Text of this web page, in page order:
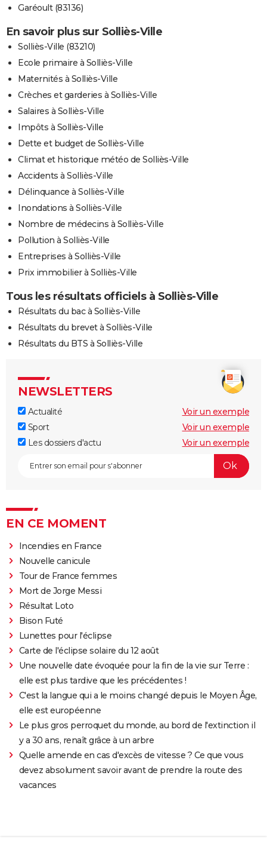
Garéoult (83136)
En savoir plus sur Solliès-Ville
Solliès-Ville (83210)
Ecole primaire à Solliès-Ville
Maternités à Solliès-Ville
Crèches et garderies à Solliès-Ville
Salaires à Solliès-Ville
Impôts à Solliès-Ville
Dette et budget de Solliès-Ville
Climat et historique météo de Solliès-Ville
Accidents à Solliès-Ville
Délinquance à Solliès-Ville
Inondations à Solliès-Ville
Nombre de médecins à Solliès-Ville
Pollution à Solliès-Ville
Entreprises à Solliès-Ville
Prix immobilier à Solliès-Ville
Tous les résultats officiels à Solliès-Ville
Résultats du bac à Solliès-Ville
Résultats du brevet à Solliès-Ville
Résultats du BTS à Solliès-Ville
NEWSLETTERS
Actualité
Voir un exemple
Sport
Voir un exemple
Les dossiers d'actu
Voir un exemple
EN CE MOMENT
Incendies en France
Nouvelle canicule
Tour de France femmes
Mort de Jorge Messi
Résultat Loto
Bison Futé
Lunettes pour l'éclipse
Carte de l'éclipse solaire du 12 août
Une nouvelle date évoquée pour la fin de la vie sur Terre :
elle est plus tardive que les précédentes !
C'est la langue qui a le moins changé depuis le Moyen Âge,
elle est européenne
Le plus gros perroquet du monde, au bord de l'extinction il
y a 30 ans, renaît grâce à un arbre
Quelle amende en cas d'excès de vitesse ? Ce que vous
devez absolument savoir avant de prendre la route des
vacances